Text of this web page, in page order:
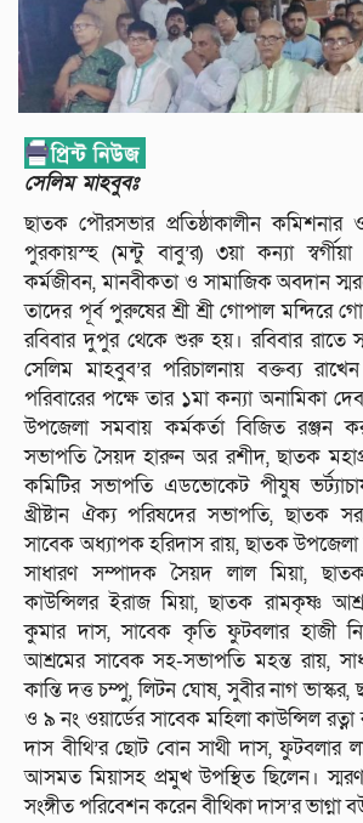
সেলিম মাহবুবঃ
ছাতক পৌরসভার প্রতিষ্ঠাকালীন কমিশনার ও
পুরকায়স্হ (মন্টু বাবু’র) ৩য়া কন্যা স্বর্গীয়া
কর্মজীবন, মানবীকতা ও সামাজিক অবদান
তাদের পূর্ব পুরুষের শ্রী শ্রী গোপাল মন্দিরে
রবিবার দুপুর থেকে শুরু হয়। রবিবার রাতে
সেলিম মাহবুব’র পরিচালনায় বক্তব্য
পরিবারের পক্ষে তার ১মা কন্যা অনামিকা
উপজেলা সমবায় কর্মকর্তা বিজিত রঞ্জন
সভাপতি সৈয়দ হারুন অর রশীদ, ছাতক
কমিটির সভাপতি এডভোকেট পীযুষ
খ্রীষ্টান ঐক্য পরিষদের সভাপতি, ছাতক
সাবেক অধ্যাপক হরিদাস রায়, ছাতক উপজেলা
সাধারণ সম্পাদক সৈয়দ লাল মিয়া,
কাউন্সিলর ইরাজ মিয়া, ছাতক রামকৃষ্ণ
কুমার দাস, সাবেক কৃতি ফুটবলার হাজী
আশ্রমের সাবেক সহ-সভাপতি মহন্ত রায়,
কান্তি দত্ত চম্পু, লিটন ঘোষ, সুবীর নাগ
ও ৯ নং ওয়ার্ডের সাবেক মহিলা কাউন্সিল রত্না
দাস বীথি’র ছোট বোন সাথী দাস, ফুটবলার
আসমত মিয়াসহ প্রমুখ উপস্থিত ছিলেন।
সংঙ্গীত পরিবেশন করেন বীথিকা দাস’র ভাগ্না